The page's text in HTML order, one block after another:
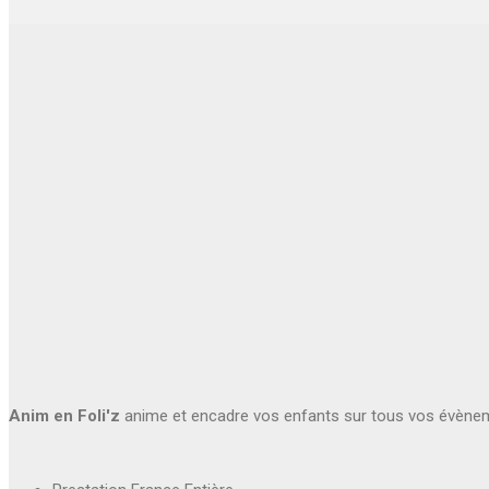
Anim en Foli'z anime et encadre vos enfants sur tous vos